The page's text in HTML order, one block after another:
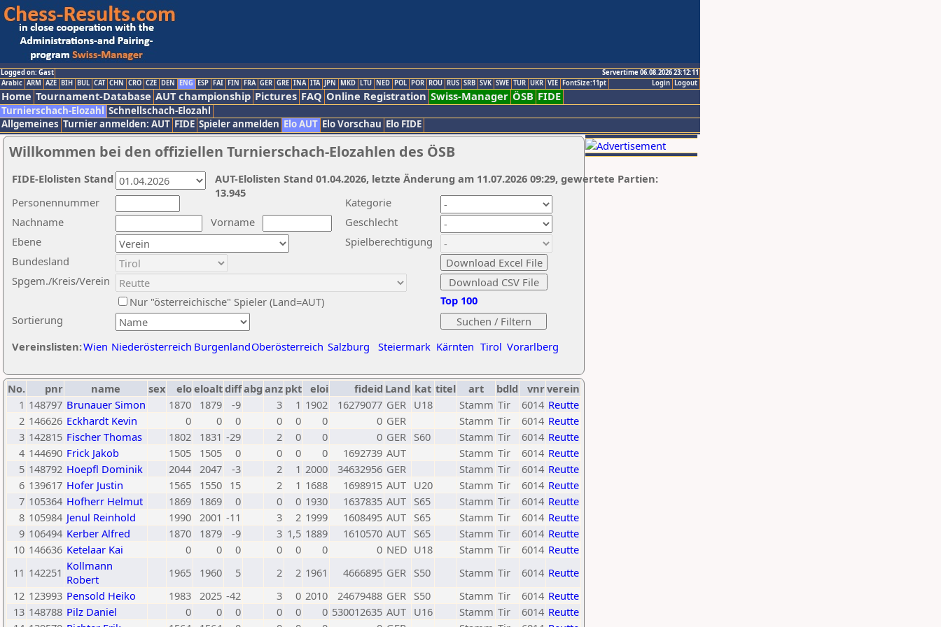
Logged on: Gast
Servertime 06.08.2026 23:12:11
Logout
Login
Arabic ARM AZE BIH BUL CAT CHN CRO CZE DEN ENG ESP FAI FIN FRA GER GRE INA ITA JPN MKD LTU NED POL POR ROU RUS SRB SVK SWE TUR UKR VIE FontSize:11pt
Home Tournament-Database AUT championship Pictures FAQ Online Registration Swiss-Manager ÖSB FIDE
Turnierschach-Elozahl Schnellschach-Elozahl
Allgemeines Turnier anmelden: AUT FIDE Spieler anmelden Elo AUT Elo Vorschau Elo FIDE
Willkommen bei den offiziellen Turnierschach-Elozahlen des ÖSB
Nachname
Vorname
Ebene
Kategorie
Sortierung
Personennummer
Bundesland
Spgem./Kreis/Verein
Geschlecht
Nur "österreichische" Spieler (Land=AUT)
Spielberechtigung
Vereinslisten:Wien Niederösterreich BurgenlandOberösterreich Salzburg Steiermark Kärnten Tirol Vorarlberg
Top 100
AUT-Elolisten Stand 01.04.2026, letzte Änderung am 11.07.2026 09:29, gewertete Partien:
13.945
FIDE-Elolisten Stand
No. pnr name sex eloeloaltdiffabg anz pkt eloi fideid Land kat titel art bdld vnrverein
1 148797 Brunauer Simon 1870 1879 -9 3 1 1902 16279077 GER U18 Stamm Tir 6014 Reutte
2 146626 Eckhardt Kevin 0 0 0 0 0 0 0 GER Stamm Tir 6014 Reutte
3 142815 Fischer Thomas 1802 1831 -29 2 0 0 0 GER S60 Stamm Tir 6014 Reutte
4 144690 Frick Jakob 1505 1505 0 0 0 0 1692739 AUT Stamm Tir 6014 Reutte
5 148792 Hoepfl Dominik 2044 2047 -3 2 1 2000 34632956 GER Stamm Tir 6014 Reutte
6 139617 Hofer Justin 1565 1550 15 2 1 1688 1698915 AUT U20 Stamm Tir 6014 Reutte
7 105364 Hofherr Helmut 1869 1869 0 0 0 1930 1637835 AUT S65 Stamm Tir 6014 Reutte
8 105984 Jenul Reinhold 1990 2001 -11 3 2 1999 1608495 AUT S65 Stamm Tir 6014 Reutte
9 106494 Kerber Alfred 1870 1879 -9 3 1,5 1889 1610570 AUT S65 Stamm Tir 6014 Reutte
10 146636 Ketelaar Kai 0 0 0 0 0 0 0 NED U18 Stamm Tir 6014 Reutte
11 142251 Kollmann
Robert
1965 1960 5 2 2 1961 4666895 GER S50 Stamm Tir 6014 Reutte
12 123993 Pensold Heiko 1983 2025 -42 3 0 2010 24679488 GER S50 Stamm Tir 6014 Reutte
13 148788 Pilz Daniel 0 0 0 0 0 0 530012635 AUT U16 Stamm Tir 6014 Reutte